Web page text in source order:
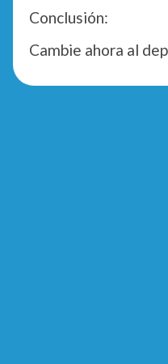
Conclusión:
Cambie ahora al